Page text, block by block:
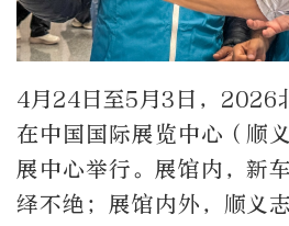
4月24日至5月3 日， 2026
在中国国际展览中心（顺
展中心举行。展馆内，新
绎不绝；展馆内外，顺义